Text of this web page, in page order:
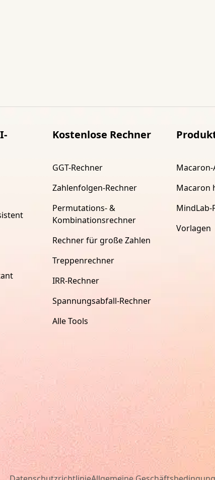
Kostenlose Rechner
GGT-Rechner
Zahlenfolgen-Rechner
Permutations- &
Kombinationsrechner
Rechner für große Zahlen
Treppenrechner
IRR-Rechner
Spannungsabfall-Rechner
Alle Tools
Macaron
Vorlagen